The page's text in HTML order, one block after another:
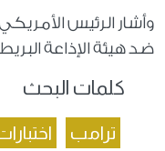
وأشار الرئيس
ضد هيئة الإذاعة
كلمات البحث
ترامب